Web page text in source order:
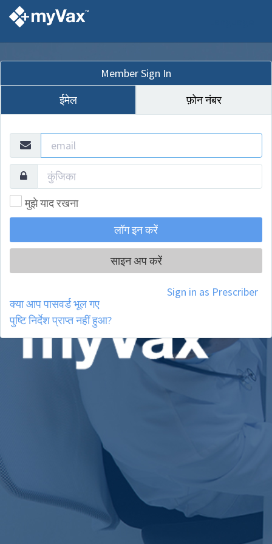
Member Sign In
ईमेल
फ़ोन नंबर
मुझे याद रखना
साइन अप करें
Sign in as Prescriber
क्या आप पासवर्ड भूल गए
पुष्टि निर्देश प्राप्त नहीं हुआ?